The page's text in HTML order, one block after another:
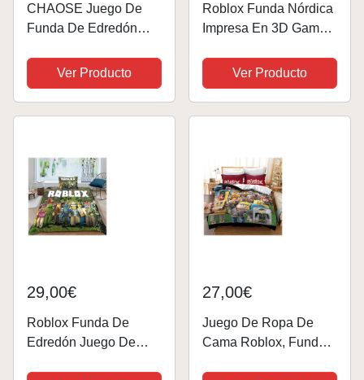
CHAOSE Juego De
Funda De Edredón
Roblox Juego De
Edredón De Microfibra
De 3 Piezas Funda De
Ver Producto
Roblox Funda Nórdica
Impresa En 3D Game
Piezas Juego De Ropa
De Cama De
Almohadas De
Adultos...
Ver Producto
29,00€
Roblox Funda De
Edredón Juego De
27,00€
Juego De Ropa De
Cama Roblox, Funda